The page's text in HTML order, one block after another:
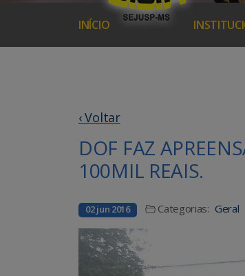
INÍCIO
‹ Voltar
DOF FAZ
100MIL REAIS.
02 jun 2016 Categorias: Geral